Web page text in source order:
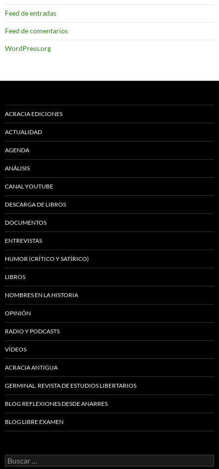
Feed de entradas
Feed de comentarios
WordPress.org
ACRACIA EDICIONES
ACTUALIDAD
AGENDA
ANÁLISIS
CANAL YOUTUBE
DESCARGA DE LIBROS
DOCUMENTOS
ENTREVISTAS
HUMOR (CRÍTICO Y SATÍRICO)
LIBROS
NOMBRES EN LA HISTORIA
OPINIÓN
RADIO Y PODCASTS
VÍDEOS
ACRACIA ANTIGUA
GERMINAL. REVISTA DE ESTUDIOS LIBERTARIOS
BLOG REFLEXIONES DESDE ANARRES
BLOG LIBRE EXAMEN
Buscar: